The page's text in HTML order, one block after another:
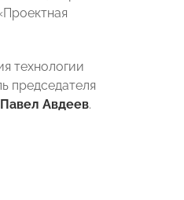
технологии
председателя
Павел Авдеев.